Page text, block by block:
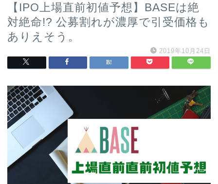
【IPO上場直前初値予想】BASEは絶
対絶命!? 公募割れが濃厚で引受価格も
ありえそう。
2019年10月24日